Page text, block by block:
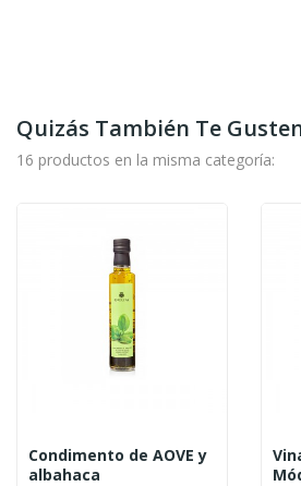
Quizás También Te
16 productos en la misma categoría:
Condimento de AOVE y
albahaca